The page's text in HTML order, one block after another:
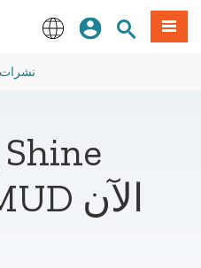
تسجيل الدخول
بحث الموقع
طعام
2022